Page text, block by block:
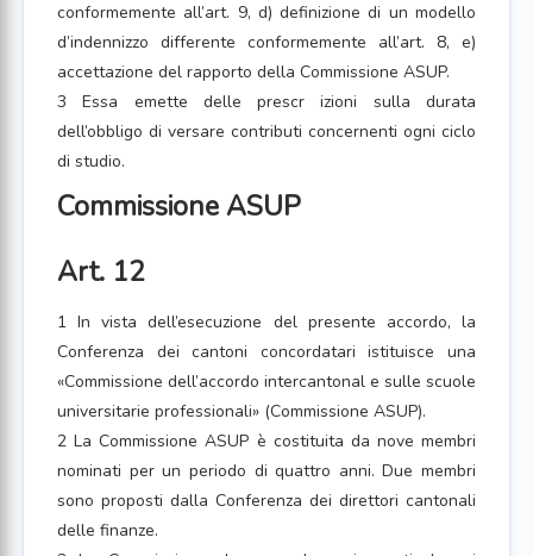
conformemente all’art. 9, d) definizione di un modello
d’indennizzo differente conformemente all’art. 8, e)
accettazione del rapporto della Commissione ASUP.
3 Essa emette delle prescr izioni sulla durata
dell’obbligo di versare contributi concernenti ogni ciclo
di studio.
Commissione ASUP
Art. 12
1 In vista dell’esecuzione del presente accordo, la
Conferenza dei cantoni concordatari istituisce una
«Commissione dell’accordo intercantonal e sulle scuole
universitarie professionali» (Commissione ASUP).
2 La Commissione ASUP è costituita da nove membri
nominati per un periodo di quattro anni. Due membri
sono proposti dalla Conferenza dei direttori cantonali
delle finanze.